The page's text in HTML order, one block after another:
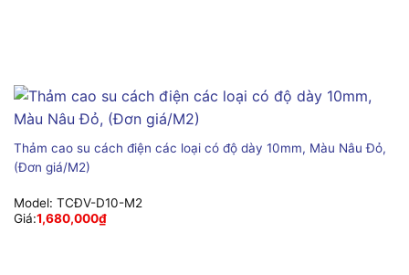
Thảm cao su cách điện các loại có độ dày 10mm, Màu Nâu Đỏ,
(Đơn giá/M2)
Model: TCĐV-D10-M2
Giá:1,680,000₫